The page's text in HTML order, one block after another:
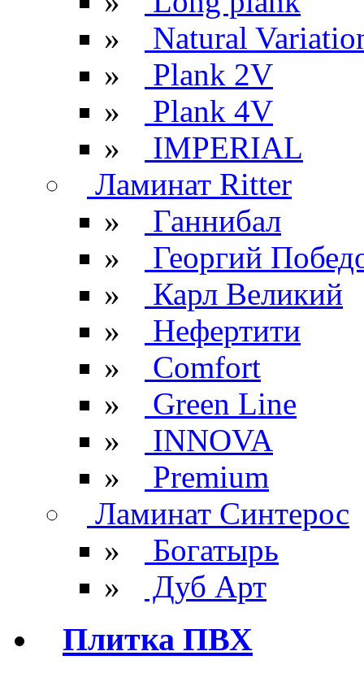
»
Natural
»
Plank 2V
»
Plank 4V
»
IMPERIAL
Ламинат Ritter
»
Ганнибал
»
Георгий
»
Карл Великий
»
Нефертити
»
Comfort
»
Green Line
»
INNOVA
»
Premium
Ламинат Синтерос
»
Богатырь
»
Дуб Арт
Плитка ПВХ